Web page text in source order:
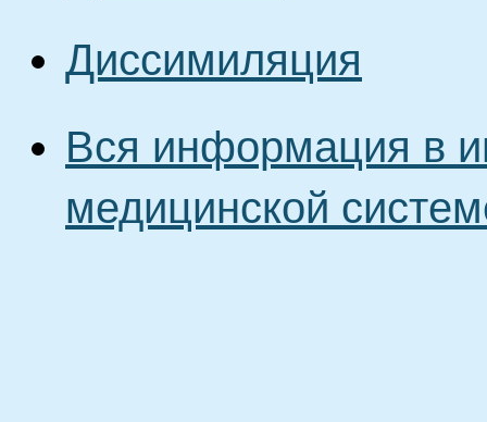
Диссимиляция
Вся информация в
медицинской